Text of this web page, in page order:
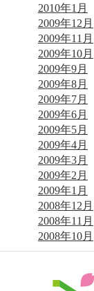
2010年1月
2009年12月
2009年11月
2009年10月
2009年9月
2009年8月
2009年7月
2009年6月
2009年5月
2009年4月
2009年3月
2009年2月
2009年1月
2008年12月
2008年11月
2008年10月